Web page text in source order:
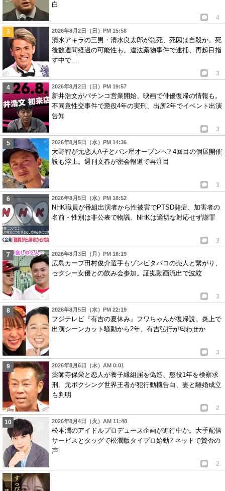
白
4
2026年8月2日（日）PM 15:58
清水アキラの三男・清水良太郎が急死、死因は自殺か。死
後数週間経過の可能性も。違法薬物事件で逮捕、再起目指
す中で…
3
2026年8月2日（日）PM 19:57
新井浩文がパチンコ営業開始、映画で俳優復帰の情報も。
不同意性交事件で懲役4年の実刑、出所2年でイベント出演
告知
3
2026年8月5日（水）PM 14:36
大野智が元恋人A子とパン屋オープンへ? 4回目の個展開催
説も浮上。週刊文春が密会報道で再注目
3
2026年8月5日（水）PM 18:52
NHK職員が番組出演者から性被害でPTSD発症、加害者の
名前・性別は非公表で物議。NHKは適切な対応せず謝罪
3
2026年8月3日（月）PM 16:19
広島カープ田村俊介選手もゾンビタバコの売人と繋がり、
セクシー女優との飲み会参加。証拠動画流出で波紋
3
2026年8月5日（水）PM 22:19
フジテレビ『有吉の夏休み』フワちゃんが復帰説。炎上で
出演シーンカット騒動から2年、有吉弘行が匂わせか
3
2026年8月6日（木）AM 0:01
薬師寺保栄と恋人が養子縁組届を偽造、懲役1年を検察求
刑。元ボクシング世界王者が犯行動機告白、妻と離婚成立
も判明
2
2026年8月4日（火）AM 11:48
松本潤のアイドルプロデュース企画が進行中か。大手配信
サービスとタッグで松潤版タイプロ始動? ネットで賛否の
声
2